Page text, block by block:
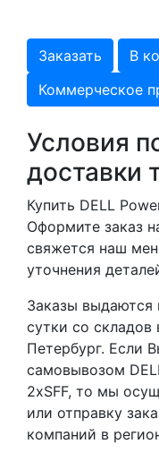
Заказать
В
Коммерческое
Условия
доставки
Купить DELL
Оформите заказ
свяжется наш
уточнения
Заказы выдаются
сутки со складов
Петербург. Если
самовывозом
2xSFF, то мы
или отправку
компаний в